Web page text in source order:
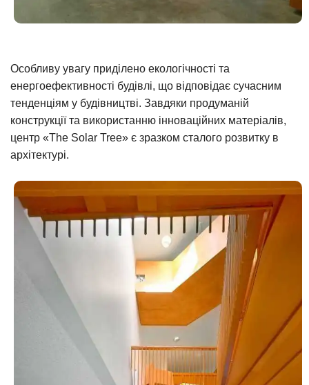
Особливу увагу приділено екологічності та
енергоефективності будівлі, що відповідає сучасним
тенденціям у будівництві. Завдяки продуманій
конструкції та використанню інноваційних матеріалів,
центр «The Solar Tree» є зразком сталого розвитку в
архітектурі.